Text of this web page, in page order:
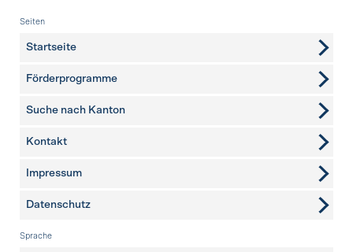
Fusszeile
Seiten
Startseite
Förderprogramme
Suche nach Kanton
weitere Seiten
Kontakt
Impressum
Datenschutz
Sprache